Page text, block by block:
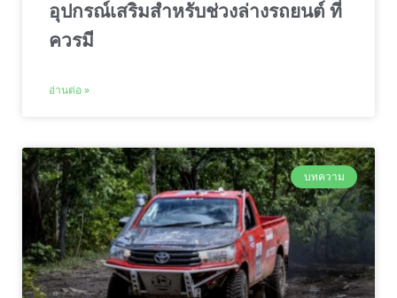
อุปกรณ์เสริมสำหรับช่วงล่างรถยนต์ ที่
ควรมี
อ่านต่อ »
บทความ